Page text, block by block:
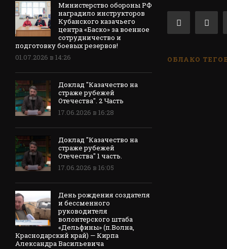
Министерство обороны РФ
наградило инструкторов
Кубанского казачьего
центра «Баско» за военное
сотрудничество и
подготовку боевых резервов!
01.07.2026 в 14:26
Доклад "Казачество на
страже рубежей
Отечества". 2 Часть
17.06.2026 в 16:28
Доклад "Казачество на
страже рубежей
Отечества" 1 часть.
17.06.2026 в 16:05
День рождения создателя
и бессменного
руководителя
волонтерского штаба
«Дельфины» (п.Волна,
Краснодарский край) — Кирпа
Александра Васильевича
ОБЛАКО